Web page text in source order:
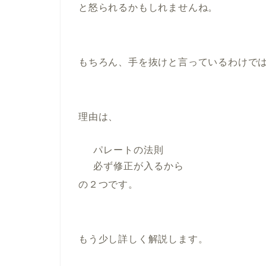
と怒られるかもしれませんね。
もちろん、手を抜けと言っているわけで
理由は、
パレートの法則
必ず修正が入るから
の２つです。
もう少し詳しく解説します。